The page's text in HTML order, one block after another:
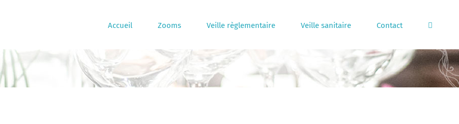
Accueil Zooms Veille règlementaire Veille sanitaire Contact